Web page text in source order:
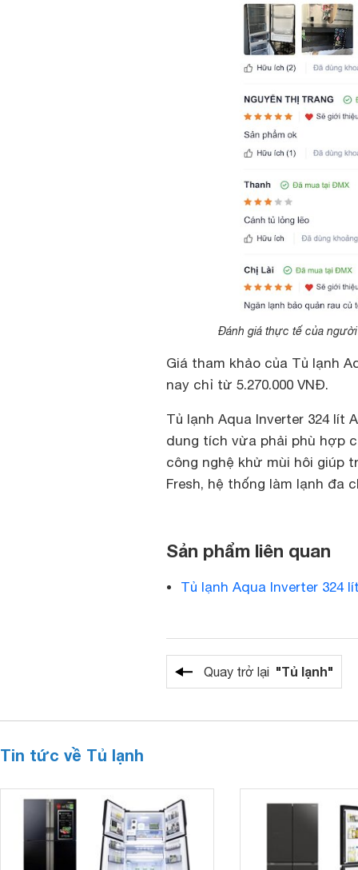
Đánh giá thực tế của
Giá tham khảo của Tủ lạnh
nay chỉ từ 5.270.000 VNĐ.
Tủ lạnh Aqua Inverter 324 lít
dung tích vừa phải phù hợp
công nghệ khử mùi hôi giúp
Fresh, hệ thống làm lạnh đa
Sản phẩm liên quan
Tủ lạnh Aqua Inverter 324
Quay trở lại "Tủ lạnh"
Tin tức về Tủ lạnh